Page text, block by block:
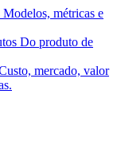
Modelos, métricas e
Do produto de
mercado, valor